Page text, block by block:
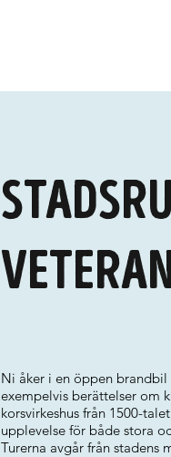
Ni åker i en öppen
exempelvis berättelser om
korsvirkeshus från 1500-
upplevelse för både stora
Turerna avgår från stadens